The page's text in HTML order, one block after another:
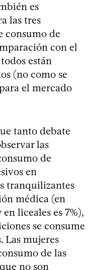
es
las tres
consumo de
con el
están
(no como se
el mercado
tanto debate
las
de
en
tranquilizantes
médica (en
liceales es 7%),
se consume
Las mujeres
de las
no son